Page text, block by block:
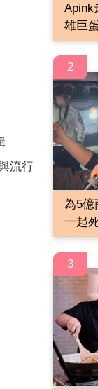
流行
Apink
雄巨
2
為5
一起
3